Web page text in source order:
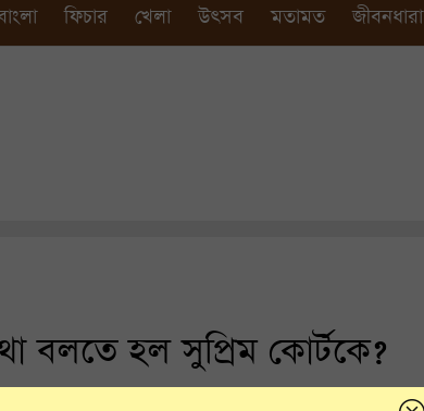
ফিচার খেলা উৎসব মতামত জীবনধারা
বলতে হল সুপ্রিম কোর্টকে?